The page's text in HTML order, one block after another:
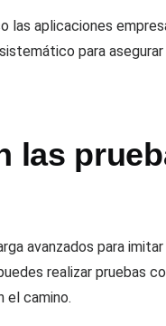
las aplicaciones
para
las
avanzados para
realizar pruebas
el camino.